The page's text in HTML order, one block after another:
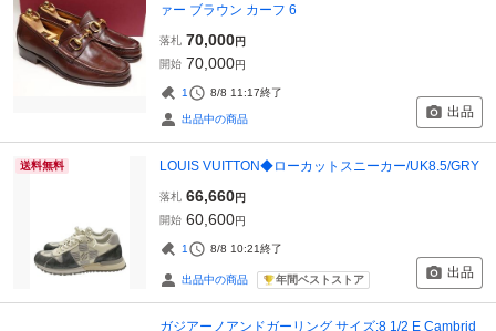
ァー ブラウン カーフ 6
落札 70,000円
開始 70,000円
1 8/8 11:17終了
出品中の商品 出品
送料無料 LOUIS VUITTON◆ローカットスニーカー/UK8.5/GRY
落札 66,660円
開始 60,600円
1 8/8 10:21終了
出品中の商品 年間ベストストア 出品
ガジアーノアンドガーリング サイズ:8 1/2 E Cambrid